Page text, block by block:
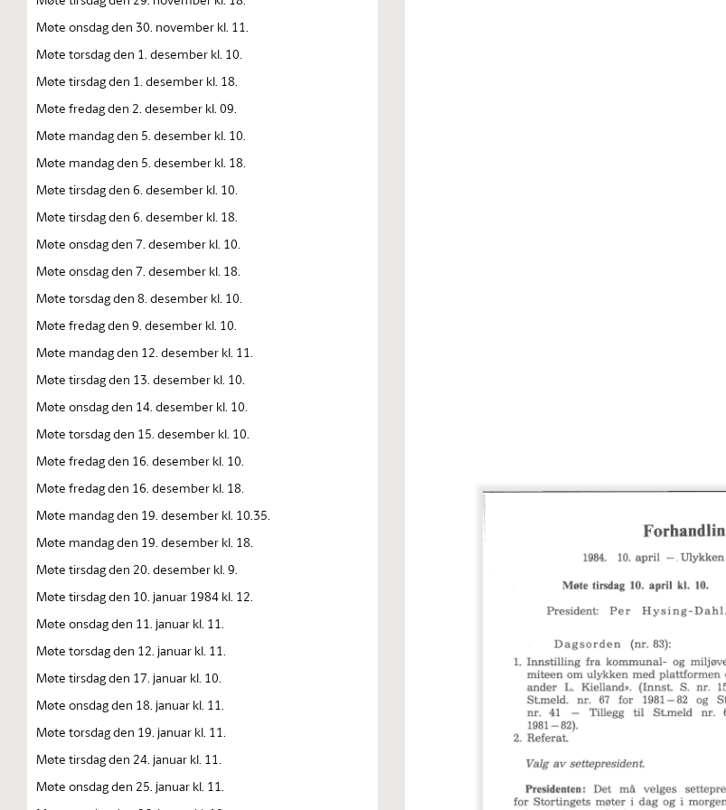
Møte onsdag den 30. november kl. 11.
Møte torsdag den 1. desember kl. 10.
Møte tirsdag den 1. desember kl. 18.
Møte fredag den 2. desember kl. 09.
Møte mandag den 5. desember kl. 10.
Møte mandag den 5. desember kl. 18.
Møte tirsdag den 6. desember kl. 10.
Møte tirsdag den 6. desember kl. 18.
Møte onsdag den 7. desember kl. 10.
Møte onsdag den 7. desember kl. 18.
Møte torsdag den 8. desember kl. 10.
Møte fredag den 9. desember kl. 10.
Møte mandag den 12. desember kl. 11.
Møte tirsdag den 13. desember kl. 10.
Møte onsdag den 14. desember kl. 10.
Møte torsdag den 15. desember kl. 10.
Møte fredag den 16. desember kl. 10.
Møte fredag den 16. desember kl. 18.
Møte mandag den 19. desember kl. 10.35.
Møte mandag den 19. desember kl. 18.
Møte tirsdag den 20. desember kl. 9.
Møte tirsdag den 10. januar 1984 kl. 12.
Møte onsdag den 11. januar kl. 11.
Møte torsdag den 12. januar kl. 11.
Møte tirsdag den 17. januar kl. 10.
Møte onsdag den 18. januar kl. 11.
Møte torsdag den 19. januar kl. 11.
Møte tirsdag den 24. januar kl. 11.
Møte onsdag den 25. januar kl. 11.